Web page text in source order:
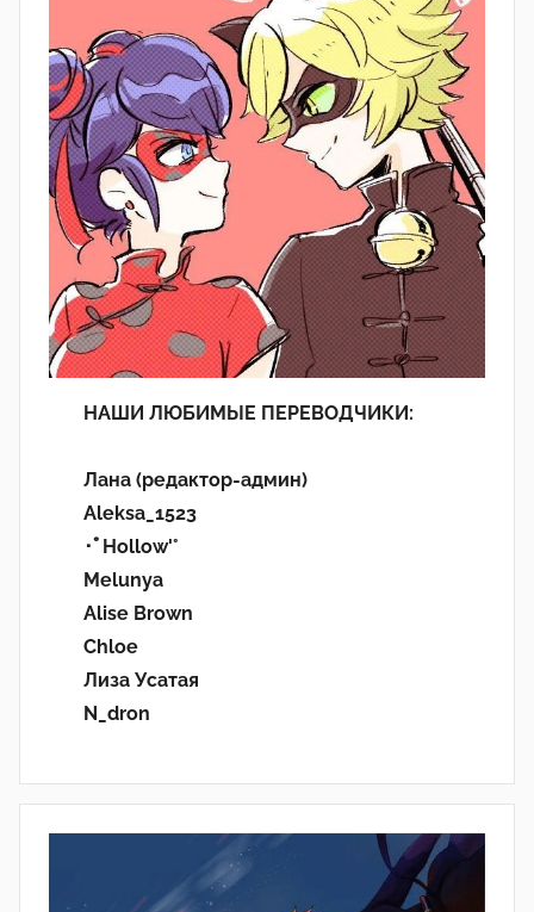
НАШИ ЛЮБИМЫЕ ПЕРЕВОДЧИКИ:
Лана (редактор-админ)
Aleksa_1523
･ﾟHollow'°
Melunya
Alise Brown
Chloe
Лиза Усатая
N_dron